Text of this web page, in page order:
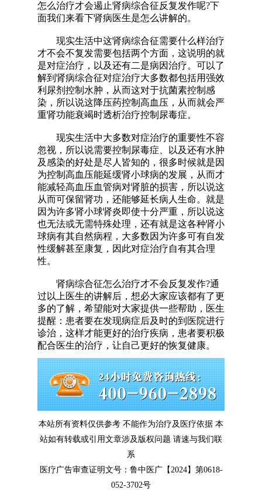
怎么治疗才会遏止肾病综合征反复发作呢?下
面我们来看下肾病医生是怎么讲解的。
现实生活中这肾病综合征需要什么样治疗
才不会不复发需要包括两个方面，这说明的就
是对症治疗，以及还有二是病因治疗。可以了
解到肾病综合征对症治疗大多数都包括用强效
利尿剂控制水肿，从而这对于抗菌素控制感
染，所以说这降压药控制高血压，从而就会严
重肾功能衰竭时透析治疗控制尿毒症。
现实生活中大多数对症治疗的重要性不容
忽视，所以说需要控制尿毒症、以及还有水肿
及感染的好处是尽人皆知的，很多时候就是因
为控制高血压能延缓肾小球病的发展，从而才
能减轻高血压血管病对肾脏的损害，所以说这
从而可保留肾功，还能够延长病人生命。就是
因为许多肾小球肾炎即使十分严重，所以说这
也无法或无需特殊处理，还有就是这各种肾小
球病有其自然病程，大多数因为许多可有自发
性缓解甚至康复，因此对症治疗自有其合理
性。
肾病综合征怎么治疗才不会反复发作?通
过以上医生的讲解后，想必大家应该都有了更
多的了解，希望能对大家提供一些帮助，医生
提醒：患者要在发现病症后及时的到医院进行
诊治，这样才能更好的治疗疾病，患者要积极
配合医生的治疗，让自己更好的恢复健康。
本站所有资料仅供参考 不能作为治疗及医疗依据 本
站如有转载或引用文章涉及版权问题 请速与我们联
系
医疗广告审查证明文号：鲁中医广【2024】第0618-
052-3702号